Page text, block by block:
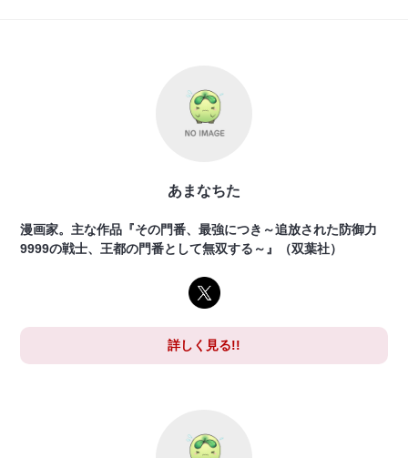
あまなちた
漫画家。主な作品『その門番、最強につき～追放された防御力
9999の戦士、王都の門番として無双する～』（双葉社）
詳しく見る!!